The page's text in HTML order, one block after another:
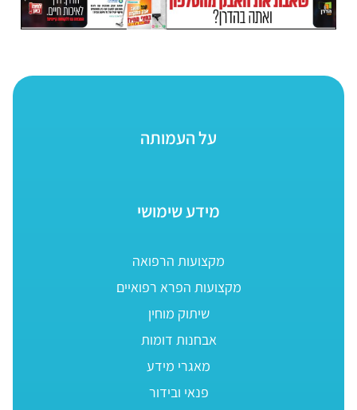
על העמותה
מידע שימושי
מקצועות הרפואה
מקצועות הפרא רפואיים
שיתוק מוחין
אבחנות דומות
מאגרי מידע
פנאי ובידור